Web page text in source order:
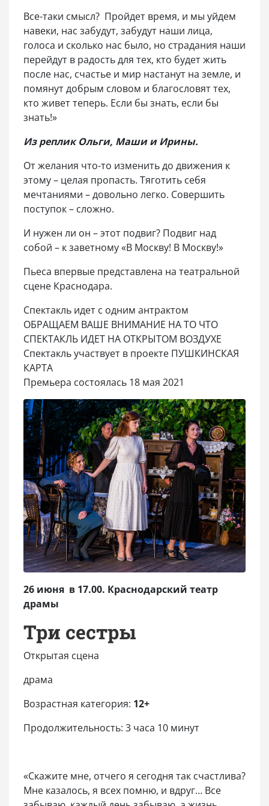
Все-таки смысл? Пройдет время, и мы уйдем
навеки, нас забудут, забудут наши лица,
голоса и сколько нас было, но страдания наши
перейдут в радость для тех, кто будет жить
после нас, счастье и мир настанут на земле, и
помянут добрым словом и благословят тех,
кто живет теперь. Если бы знать, если бы
знать!»
Из реплик Ольги, Маши и Ирины.
От желания что-то изменить до движения к
этому – целая пропасть. Тяготить себя
мечтаниями – довольно легко. Совершить
поступок – сложно.
И нужен ли он – этот подвиг? Подвиг над
собой – к заветному «В Москву! В Москву!»
Пьеса впервые представлена на театральной
сцене Краснодара.
Спектакль идет с одним антрактом
ОБРАЩАЕМ ВАШЕ ВНИМАНИЕ НА ТО ЧТО
СПЕКТАКЛЬ ИДЕТ НА ОТКРЫТОМ ВОЗДУХЕ
Спектакль участвует в проекте ПУШКИНСКАЯ
КАРТА
Премьера состоялась 18 мая 2021
26 июня в 17.00. Краснодарский театр
драмы
Три сестры
Открытая сцена
драма
Возрастная категория: 12+
Продолжительность: 3 часа 10 минут
«Скажите мне, отчего я сегодня так счастлива?
Мне казалось, я всех помню, и вдруг… Все